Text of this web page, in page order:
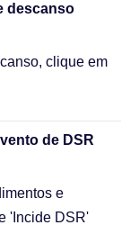
descanso
clique em
de DSR
e
'Incide DSR'